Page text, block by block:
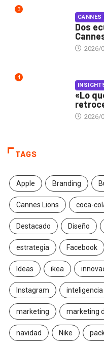
3
CANNES
Dos
2026/
4
«Lo
2026/
TAGS
Apple Branding
Cannes Lions coca-
Destacado Diseño
estrategia Facebook
Ideas ikea
Instagram inteligencia
marketing marketing
navidad Nike